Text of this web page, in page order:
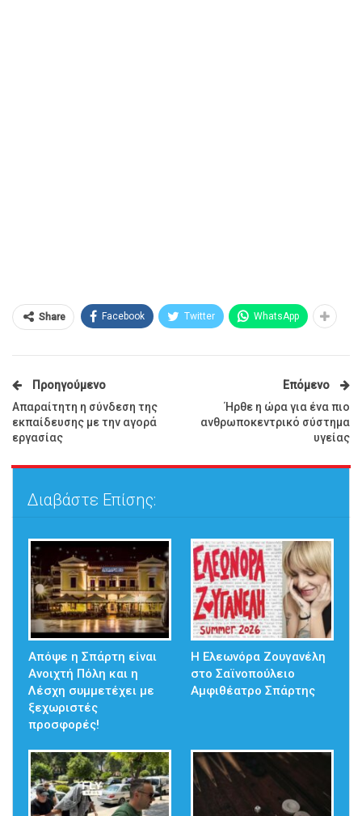
Share Facebook Twitter WhatsApp
Προηγούμενο
Απαραίτητη η σύνδεση της
εκπαίδευσης με την αγορά
εργασίας
Επόμενο
Ήρθε η ώρα για ένα πιο
ανθρωποκεντρικό σύστημα
υγείας
Διαβάστε Επίσης:
Απόψε η Σπάρτη είναι
Ανοιχτή Πόλη και η
Λέσχη συμμετέχει με
ξεχωριστές
προσφορές!
Η Ελεωνόρα Ζουγανέλη
στο Σαϊνοπούλειο
Αμφιθέατρο Σπάρτης